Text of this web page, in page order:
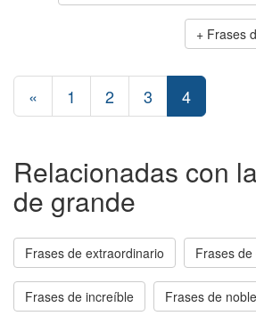
Frases
« 1 2 3 4
Relacionadas con
de grande
Frases de extraordinario Frases
Frases de increíble Frases de noble